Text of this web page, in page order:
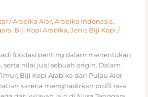
/Arabika Alor, Arabika Indonesia,
, Biji Kopi Arabika, Jenis Biji Kopi /
fondasi penting dalam menentukan
serta nilai jual sebuah origin. Dalam
Biji Kopi Arabika dari Pulau Alor
karena menghadirkan profil rasa